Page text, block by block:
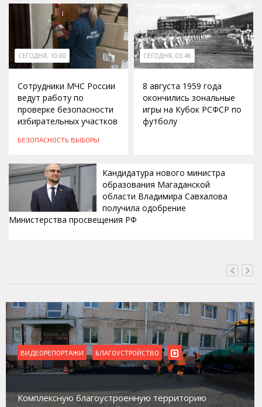
СЕГОДНЯ, 10:00
Сотрудники МЧС России
ведут работу по
проверке безопасности
избирательных участков
БЕЗОПАСНОСТЬ ВЫБОРЫ
СЕГОДНЯ, 03:46
8 августа 1959 года
окончились зональные
игры на Кубок РСФСР по
футболу
Кандидатура нового министра
образования Магаданской
области Владимира Савхалова
получила одобрение
Министерства просвещения РФ
ВИДЕОРЕПОРТАЖИ БЛАГОУСТРОЙСТВО
Комплексную благоустроенную территорию